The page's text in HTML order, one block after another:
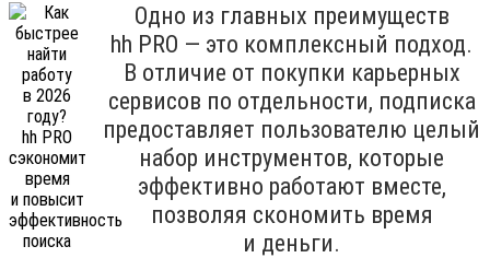
Одно из главных преимуществ
hh PRO — это комплексный подход.
В отличие от покупки карьерных
сервисов по отдельности, подписка
предоставляет пользователю целый
набор инструментов, которые
эффективно работают вместе,
позволяя скономить время
и деньги.